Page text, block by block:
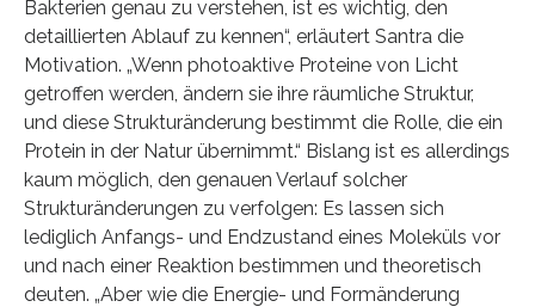
Bakterien genau zu verstehen, ist es wichtig, den
detaillierten Ablauf zu kennen“, erläutert Santra die
Motivation. „Wenn photoaktive Proteine von Licht
getroffen werden, ändern sie ihre räumliche Struktur,
und diese Strukturänderung bestimmt die Rolle, die ein
Protein in der Natur übernimmt.“ Bislang ist es allerdings
kaum möglich, den genauen Verlauf solcher
Strukturänderungen zu verfolgen: Es lassen sich
lediglich Anfangs- und Endzustand eines Moleküls vor
und nach einer Reaktion bestimmen und theoretisch
deuten. „Aber wie die Energie- und Formänderung